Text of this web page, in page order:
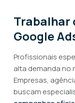
Trabalhar
Google
Profissionais
alta demanda no
Empresas,
buscam